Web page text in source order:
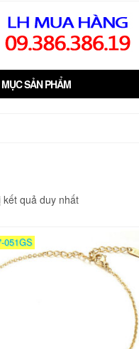
SẢN PHẨM
kết quả duy nhất
051GS